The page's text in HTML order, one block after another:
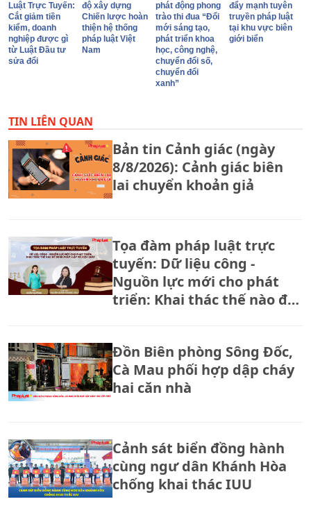
Luật Trực Tuyến:
Cắt giảm tiền
kiểm, doanh
nghiệp được gì
từ Luật Đầu tư
sửa đổi
độ xây dựng
Chiến lược hoàn
thiện hệ thống
pháp luật Việt
Nam
phát động phong
trào thi đua “Đổi
mới sáng tạo,
phát triển khoa
học, công nghệ,
chuyển đổi số,
chuyển đổi
xanh”
đẩy mạnh tuyên
truyền pháp luật
tại khu vực biên
giới biển
TIN LIÊN QUAN
Bản tin Cảnh giác (ngày
8/8/2026): Cảnh giác biên
lai chuyển khoản giả
Tọa đàm pháp luật trực
tuyến: Dữ liệu công -
Nguồn lực mới cho phát
triển: Khai thác thế nào để
Đồn Biên phòng Sông Đốc,
Cà Mau phối hợp dập cháy
hai căn nhà
Cảnh sát biển đồng hành
cùng ngư dân Khánh Hòa
chống khai thác IUU